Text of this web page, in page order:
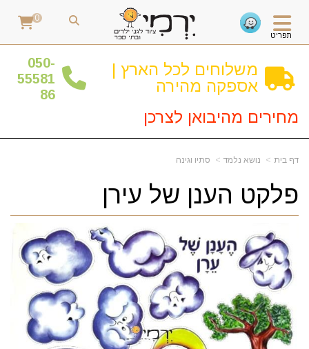
תפריט
0
משלוחים לכל הארץ |
אספקה מהירה
050-
55581
86
מחירים מהיבואן לצרכן
דף בית נושא נלמד סתיו וגינה
פלקט הענן של עירן